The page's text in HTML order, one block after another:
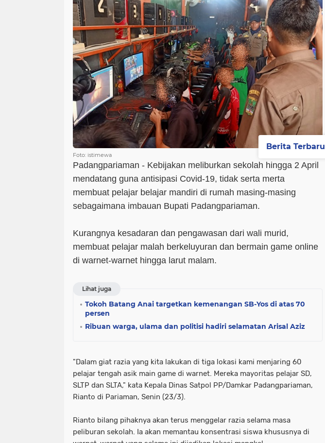
Foto: istimewa
Padangpariaman - Kebijakan meliburkan sekolah hingga 2 April
mendatang guna antisipasi Covid-19, tidak serta merta
membuat pelajar belajar mandiri di rumah masing-masing
sebagaimana imbauan Bupati Padangpariaman.
Kurangnya kesadaran dan pengawasan dari wali murid,
membuat pelajar malah berkeluyuran dan bermain game online
di warnet-warnet hingga larut malam.
Lihat juga
Tokoh Batang Anai targetkan kemenangan SB-Yos di atas 70
persen
Ribuan warga, ulama dan politisi hadiri selamatan Arisal Aziz
"Dalam giat razia yang kita lakukan di tiga lokasi kami menjaring 60
pelajar tengah asik main game di warnet. Mereka mayoritas pelajar SD,
SLTP dan SLTA," kata Kepala Dinas Satpol PP/Damkar Padangpariaman,
Rianto di Pariaman, Senin (23/3).
Rianto bilang pihaknya akan terus menggelar razia selama masa
peliburan sekolah. Ia akan memantau konsentrasi siswa khususnya di
Berita Terbaru